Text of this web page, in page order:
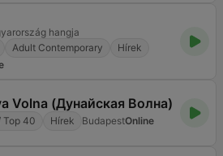
hangja
Adult Contemporary
Hírek
Volna (Дунайская Волна)
Top 40 Hírek BudapestOnline